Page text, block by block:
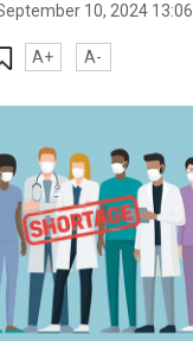
10, 2024 13:06
A+ A-